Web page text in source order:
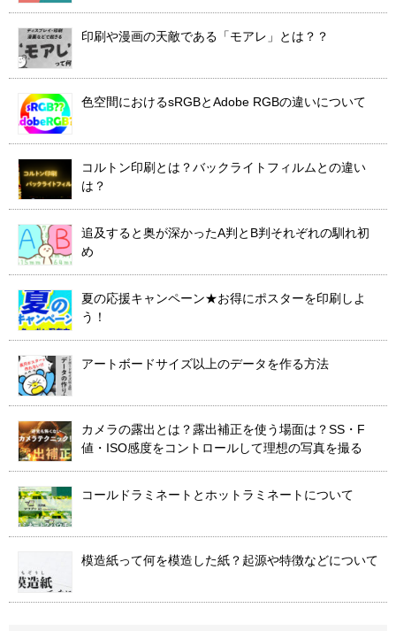
印刷や漫画の天敵である「モアレ」とは？？
色空間におけるsRGBとAdobe RGBの違いについて
コルトン印刷とは？バックライトフィルムとの違い
は？
追及すると奥が深かったA判とB判それぞれの馴れ初
め
夏の応援キャンペーン★お得にポスターを印刷しよ
う！
アートボードサイズ以上のデータを作る方法
カメラの露出とは？露出補正を使う場面は？SS・F
値・ISO感度をコントロールして理想の写真を撮る
コールドラミネートとホットラミネートについて
模造紙って何を模造した紙？起源や特徴などについて